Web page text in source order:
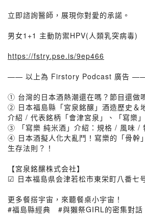
立即諮詢醫師，展現你對愛的承諾。
男女1+1 主動防禦HPV(人類乳突病毒)
https://fstry.pse.is/9ep466
—— 以上為 Firstory Podcast 廣告
① 台灣的日本酒熱潮還在嗎？節目還做
② 日本福島縣「宮泉銘醸」酒造歷史＆
介紹 / 代表銘柄「會津宮泉」、「寫樂」
③ 「寫樂 純米酒」介紹：規格 / 風味 /
➃ 日本酒擬人化大亂鬥！寫樂的「骨幹
生存法則？！
【宮泉銘醸株式会社】
☑︎ 日本福島県会津若松市東栄町八番七
更多餐搭宇宙，來聽餐桌小宇宙！
#福島縣經典 #與獺祭GIRL的密集對